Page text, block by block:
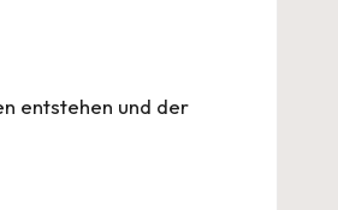
entstehen und der